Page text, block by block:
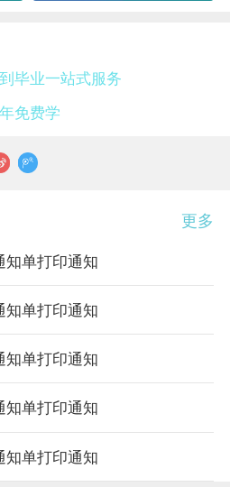
毕业一站式服务
免费学
更多
知单打印通知
知单打印通知
知单打印通知
知单打印通知
知单打印通知